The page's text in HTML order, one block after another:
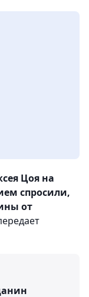
Цоя на
спросили,
от